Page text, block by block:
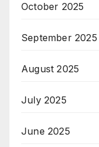
October 2025
September 2025
August 2025
July 2025
June 2025